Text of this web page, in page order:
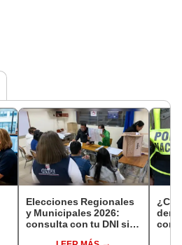
Elecciones Regionales
y Municipales 2026:
consulta con tu DNI si
con